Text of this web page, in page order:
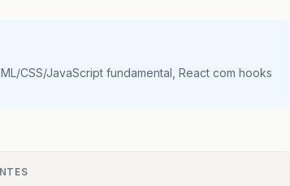
CSS/JavaScript fundamental, React com hooks